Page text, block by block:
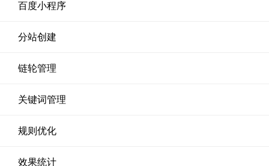
百度小程序
分站创建
链轮管理
关键词管理
规则优化
效果统计